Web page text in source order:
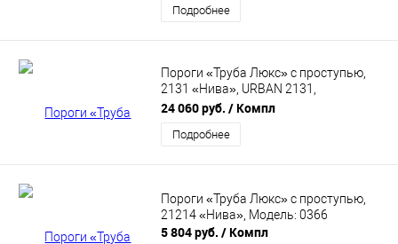
Подробнее
Пороги «Труба Люкс» с проступью,
2131 «Нива», URBAN 2131,
нержавеющая сталь
24 060 руб. / Компл
Подробнее
Пороги «Труба Люкс» с проступью,
21214 «Нива», Модель: 0366
5 804 руб. / Компл